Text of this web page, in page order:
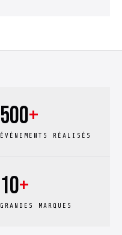
500+
ÉVÉNEMENTS RÉALISÉS
10+
GRANDES MARQUES